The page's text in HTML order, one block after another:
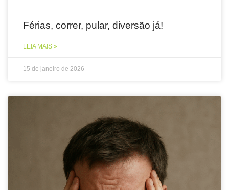
Férias, correr, pular, diversão já!
LEIA MAIS »
15 de janeiro de 2026